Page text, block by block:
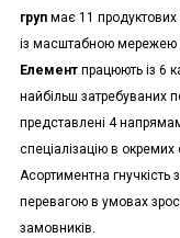
групмає 11 продуктових
із масштабною мережею
Елементпрацюють із 6
найбільш затребуваних
представлені 4
спеціалізацію в окремих
Асортиментна
перевагою в умовах
замовників.